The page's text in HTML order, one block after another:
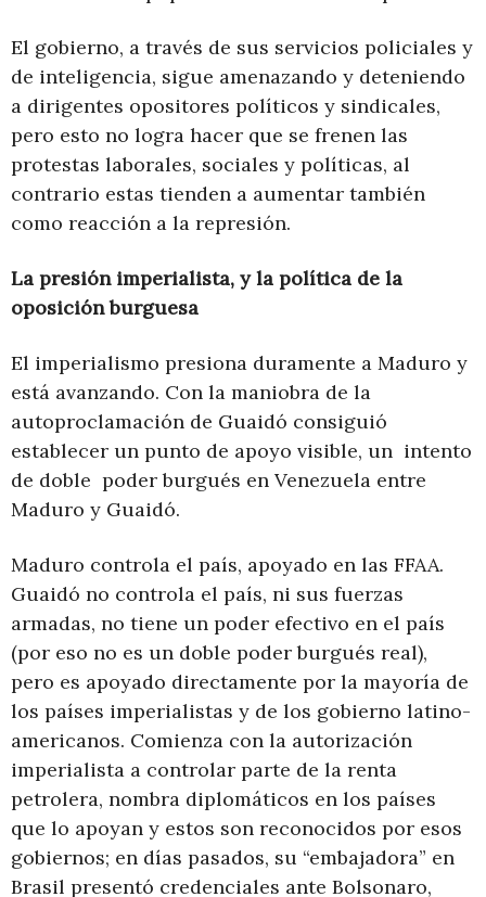
El gobierno, a través de sus servicios policiales y
de inteligencia, sigue amenazando y deteniendo
a dirigentes opositores políticos y sindicales,
pero esto no logra hacer que se frenen las
protestas laborales, sociales y políticas, al
contrario estas tienden a aumentar también
como reacción a la represión.
La presión imperialista, y la política de la
oposición burguesa
El imperialismo presiona duramente a Maduro y
está avanzando. Con la maniobra de la
autoproclamación de Guaidó consiguió
establecer un punto de apoyo visible, un intento
de doble poder burgués en Venezuela entre
Maduro y Guaidó.
Maduro controla el país, apoyado en las FFAA.
Guaidó no controla el país, ni sus fuerzas
armadas, no tiene un poder efectivo en el país
(por eso no es un doble poder burgués real),
pero es apoyado directamente por la mayoría de
los países imperialistas y de los gobierno latino-
americanos. Comienza con la autorización
imperialista a controlar parte de la renta
petrolera, nombra diplomáticos en los países
que lo apoyan y estos son reconocidos por esos
gobiernos; en días pasados, su “embajadora” en
Brasil presentó credenciales ante Bolsonaro,